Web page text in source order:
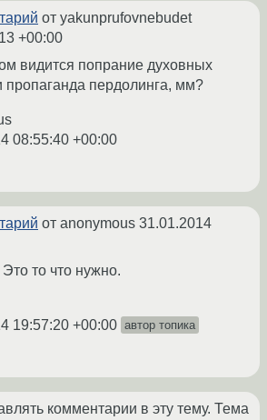
от yakunprufovnebudet
+00:00
видится попрание духовных
пропаганда пердолинга, мм?
08:55:40 +00:00
от anonymous 31.01.2014
то что нужно.
19:57:20 +00:00 автор топика
комментарии в эту тему. Тема